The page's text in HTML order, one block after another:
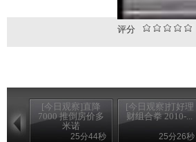
评分
[今日观察]直降
7000 推倒房价多
米诺
25分44秒
[今日观察]打好理
财组合拳 2010-...
25分26秒